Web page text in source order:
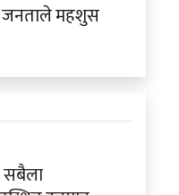
जनताले महशुस
सबैला